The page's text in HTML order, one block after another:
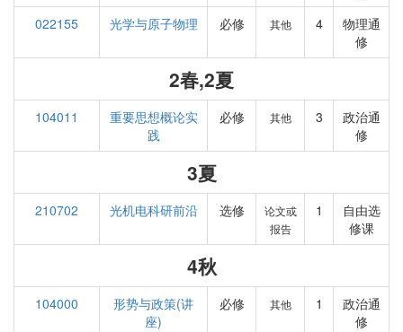
022155
光学与原子物理 必修 其他 4
物理通
修
2春,2夏
104011
重要思想概论实
践
必修 其他 3
政治通
修
3夏
210702 光机电科研前沿 选修
论文或
报告
1
自由选
修课
4秋
104000
形势与政策(讲
座)
必修 其他 1
政治通
修